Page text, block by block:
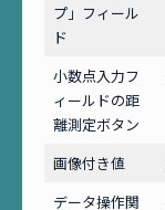
プ」フィール
ド
小数点入力フ
ィールドの距
離測定ボタン
画像付き値
データ操作関